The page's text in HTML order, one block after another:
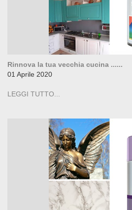
Rinnova la tua vecchia cucina ......
01 Aprile 2020
LEGGI TUTTO...